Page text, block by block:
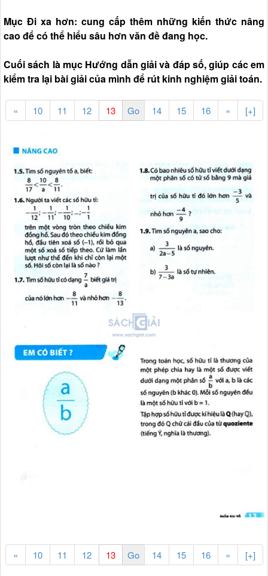
Mục Đi xa hơn: cung cấp thêm những kiến thức nâng
cao để có thể hiểu sâu hơn văn đề đang học.
Cuối sách là mục Hướng dẫn giải và đáp số, giúp các em
kiểm tra lại bài giải của mình để rút kinh nghiệm giải toán.
« 10 11 12 14 15 16 » [+]
« 10 11 12 14 15 16 » [+]